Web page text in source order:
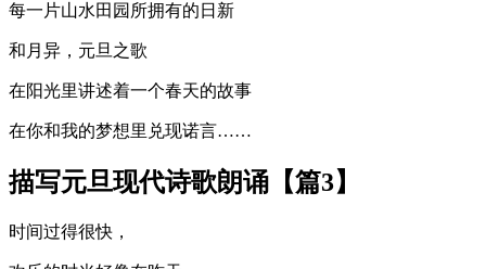
每一片山水田园所拥有的日新
和月异，元旦之歌
在阳光里讲述着一个春天的故事
在你和我的梦想里兑现诺言……
描写元旦现代诗歌朗诵【篇3】
时间过得很快，